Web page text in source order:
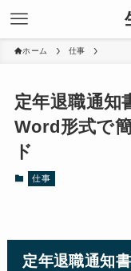
ホーム 仕事
定年退職通知
Word形式で
ド
仕事
定年退職通知